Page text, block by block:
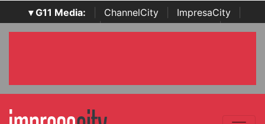
▾ G11 Media: ChannelCity ImpresaCity
SecurityOpenLab | Italian Channel Awards | Italian